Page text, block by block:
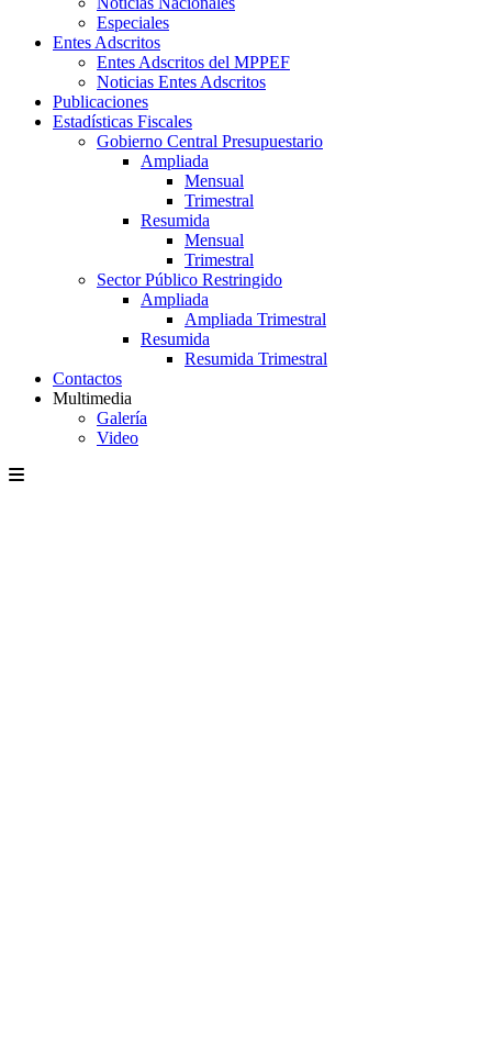
Especiales
Entes Adscritos
Entes Adscritos del MPPEF
Noticias Entes Adscritos
Publicaciones
Estadísticas Fiscales
Gobierno Central Presupuestario
Ampliada
Mensual
Trimestral
Resumida
Mensual
Trimestral
Sector Público Restringido
Ampliada
Ampliada Trimestral
Resumida
Resumida Trimestral
Contactos
Multimedia
Galería
Video